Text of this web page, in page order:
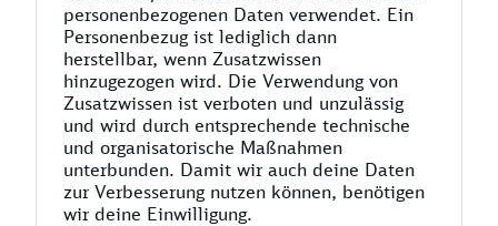
personenbezogenen Daten verwendet. Ein
Personenbezug ist lediglich dann
herstellbar, wenn Zusatzwissen
hinzugezogen wird. Die Verwendung von
Zusatzwissen ist verboten und unzulässig
und wird durch entsprechende technische
und organisatorische Maßnahmen
unterbunden. Damit wir auch deine Daten
zur Verbesserung nutzen können, benötigen
wir deine Einwilligung.